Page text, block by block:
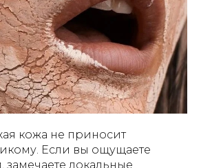
кожа не приносит
Если вы ощущаете
замечаете локальные